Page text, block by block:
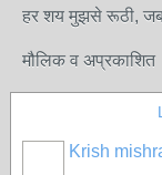
हर शय मुझसे रूठी,
मौलिक व अप्रकाशित
Krish